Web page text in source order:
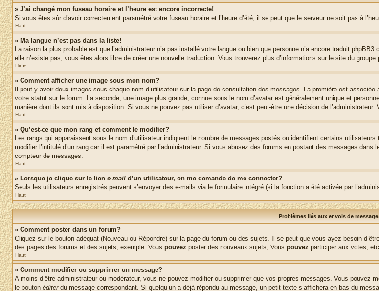
» J’ai changé mon fuseau horaire et l’heure est encore incorrecte!
Si vous êtes sûr d’avoir correctement paramétré votre fuseau horaire et l’heure d’été, il se peut que le serveur ne soit pas à
Haut
» Ma langue n’est pas dans la liste!
La raison la plus probable est que l’administrateur n’a pas installé votre langue ou bien que personne n’a encore traduit
elle n’existe pas, vous êtes alors libre de créer une nouvelle traduction. Vous trouverez plus d’informations sur le site du
Haut
» Comment afficher une image sous mon nom?
Il peut y avoir deux images sous chaque nom d’utilisateur sur la page de consultation des messages. La première est
votre statut sur le forum. La seconde, une image plus grande, connue sous le nom d’avatar est généralement unique et
manière dont ils sont mis à disposition. Si vous ne pouvez pas utiliser d’avatar, c’est peut-être une décision de
Haut
» Qu’est-ce que mon rang et comment le modifier?
Les rangs qui apparaissent sous le nom d’utilisateur indiquent le nombre de messages postés ou identifient certains
modifier l’intitulé d’un rang car il est paramétré par l’administrateur. Si vous abusez des forums en postant des messages
compteur de messages.
Haut
» Lorsque je clique sur le lien e-mail d’un utilisateur, on me demande de me connecter?
Seuls les utilisateurs enregistrés peuvent s’envoyer des e-mails via le formulaire intégré (si la fonction a été activée par
Haut
Problèmes liés aux envois de
» Comment poster dans un forum?
Cliquez sur le bouton adéquat (Nouveau ou Répondre) sur la page du forum ou des sujets. Il se peut que vous ayez besoin
des pages des forums et des sujets, exemple: Vous pouvez poster des nouveaux sujets, Vous pouvez participer aux votes,
Haut
» Comment modifier ou supprimer un message?
A moins d’être administrateur ou modérateur, vous ne pouvez modifier ou supprimer que vos propres messages. Vous
le bouton éditerdu message correspondant. Si quelqu’un a déjà répondu au message, un petit texte s’affichera en bas du